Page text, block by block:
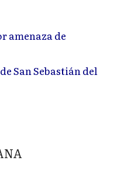
amenaza de
San Sebastián del